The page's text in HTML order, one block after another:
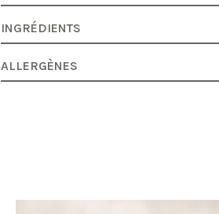
INGRÉDIENTS
ALLERGÈNES